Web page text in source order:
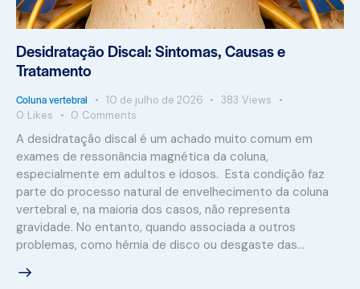
Desidratação Discal: Sintomas, Causas e
Tratamento
Coluna vertebral 10 de julho de 2026 383 Views
0 Likes 0 Comments
A desidratação discal é um achado muito comum em
exames de ressonância magnética da coluna,
especialmente em adultos e idosos. Esta condição faz
parte do processo natural de envelhecimento da coluna
vertebral e, na maioria dos casos, não representa
gravidade. No entanto, quando associada a outros
problemas, como hérnia de disco ou desgaste das…